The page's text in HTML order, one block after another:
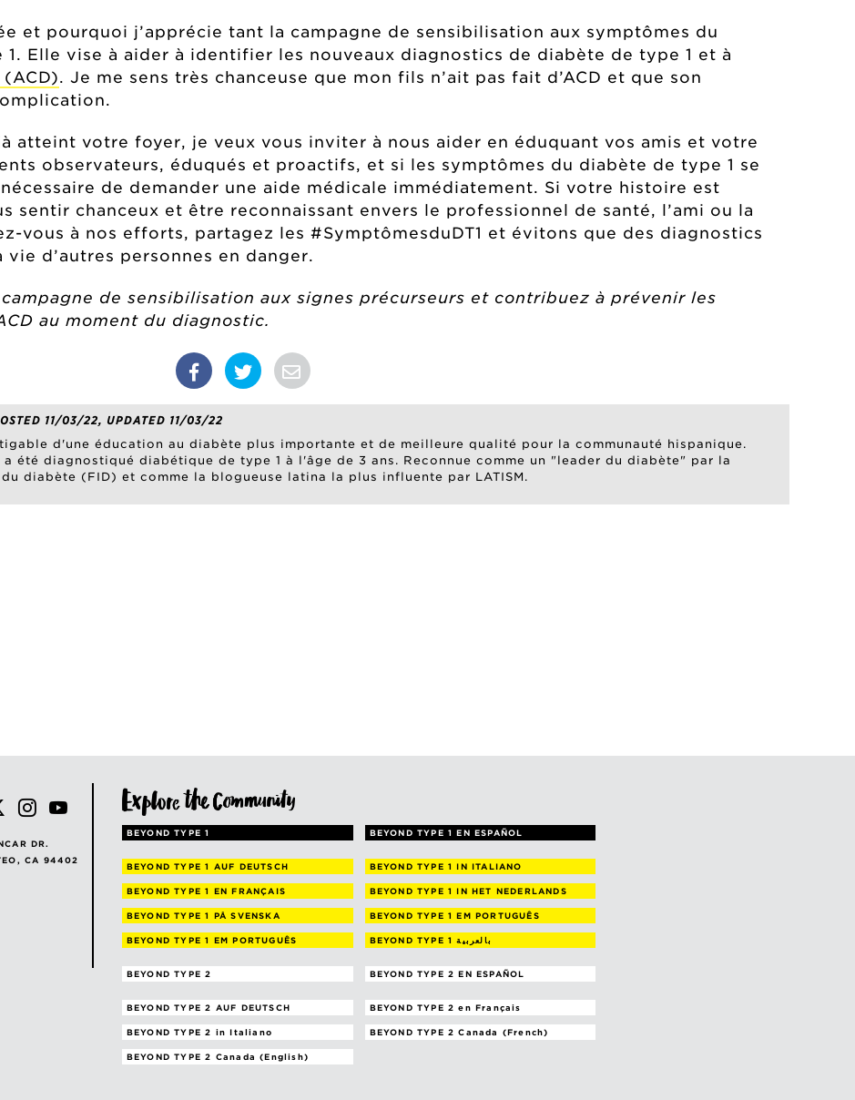
et pourquoi j’apprécie tant la campagne de sensibilisation aux symptômes du
Elle vise à aider à identifier les nouveaux diagnostics de diabète de type 1 et à
. Je me sens très chanceuse que mon fils n’ait pas fait d’ACD et que son
atteint votre foyer, je veux vous inviter à nous aider en éduquant vos amis et votre
observateurs, éduqués et proactifs, et si les symptômes du diabète de type 1 se
de demander une aide médicale immédiatement. Si votre histoire est
sentir chanceux et être reconnaissant envers le professionnel de santé, l’ami ou la
vous à nos efforts, partagez les #SymptômesduDT1 et évitons que des diagnostics
d’autres personnes en danger.
campagne de sensibilisation aux signes précurseurs et contribuez à prévenir les
au moment du diagnostic.
11/03/22, UPDATED 11/03/22
d'une éducation au diabète plus importante et de meilleure qualité pour la communauté hispanique.
a été diagnostiqué diabétique de type 1 à l'âge de 3 ans. Reconnue comme un "leader du diabète" par la
diabète (FID) et comme la blogueuse latina la plus influente par LATISM.
DR.
CA 94402
BEYOND TYPE 1 BEYOND TYPE 1 EN ESPAÑOL
BEYOND TYPE 1 AUF DEUTSCH BEYOND TYPE 1IN ITALIANO
BEYOND TYPE 1 EN FRANÇAIS BEYOND TYPE 1IN HET NEDERLANDS
BEYOND TYPE 1 PÅ SVENSKA BEYOND TYPE 1EM PORTUGUÊS
BEYOND TYPE 1 EM PORTUGUÊS BEYOND TYPE 1بالعربية
BEYOND TYPE 2 BEYOND TYPE 2 EN ESPAÑOL
BEYOND TYPE 2 AUF DEUTSCH BEYOND TYPE 2en Français
BEYOND TYPE 2 in Italiano BEYOND TYPE 2Canada (French)
BEYOND TYPE 2 Canada (English)